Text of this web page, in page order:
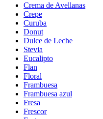
Crema de Avellanas
Crepe
Curuba
Donut
Dulce de Leche
Stevia
Eucalipto
Flan
Floral
Frambuesa
Frambuesa azul
Fresa
Frescor